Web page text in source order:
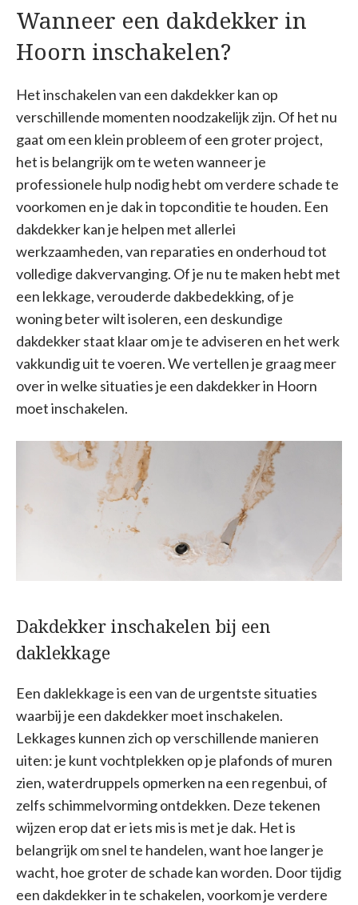
Wanneer een dakdekker in
Hoorn inschakelen?
Het inschakelen van een dakdekker kan op
verschillende momenten noodzakelijk zijn. Of het nu
gaat om een klein probleem of een groter project,
het is belangrijk om te weten wanneer je
professionele hulp nodig hebt om verdere schade te
voorkomen en je dak in topconditie te houden. Een
dakdekker kan je helpen met allerlei
werkzaamheden, van reparaties en onderhoud tot
volledige dakvervanging. Of je nu te maken hebt met
een lekkage, verouderde dakbedekking, of je
woning beter wilt isoleren, een deskundige
dakdekker staat klaar om je te adviseren en het werk
vakkundig uit te voeren. We vertellen je graag meer
over in welke situaties je een dakdekker in Hoorn
moet inschakelen.
Dakdekker inschakelen bij een
daklekkage
Een daklekkage is een van de urgentste situaties
waarbij je een dakdekker moet inschakelen.
Lekkages kunnen zich op verschillende manieren
uiten: je kunt vochtplekken op je plafonds of muren
zien, waterdruppels opmerken na een regenbui, of
zelfs schimmelvorming ontdekken. Deze tekenen
wijzen erop dat er iets mis is met je dak. Het is
belangrijk om snel te handelen, want hoe langer je
wacht, hoe groter de schade kan worden. Door tijdig
een dakdekker in te schakelen, voorkom je verdere